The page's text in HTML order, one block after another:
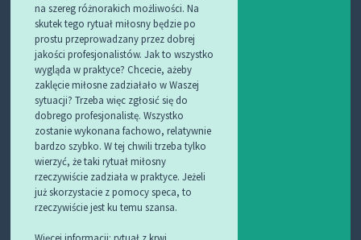
na szereg różnorakich możliwości. Na
skutek tego rytuał miłosny będzie po
prostu przeprowadzany przez dobrej
jakości profesjonalistów. Jak to wszystko
wygląda w praktyce? Chcecie, ażeby
zaklęcie miłosne zadziałało w Waszej
sytuacji? Trzeba więc zgłosić się do
dobrego profesjonalistę. Wszystko
zostanie wykonana fachowo, relatywnie
bardzo szybko. W tej chwili trzeba tylko
wierzyć, że taki rytuał miłosny
rzeczywiście zadziała w praktyce. Jeżeli
już skorzystacie z pomocy speca, to
rzeczywiście jest ku temu szansa.
Więcej informacji: rytuał z krwi